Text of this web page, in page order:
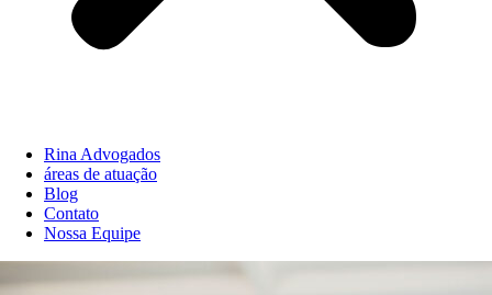
Rina Advogados
áreas de atuação
Blog
Contato
Nossa Equipe